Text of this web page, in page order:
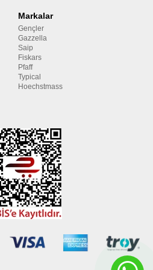
Markalar
Gençler
Gazzella
Saip
Fiskars
Pfaff
Typical
Hoechstmass